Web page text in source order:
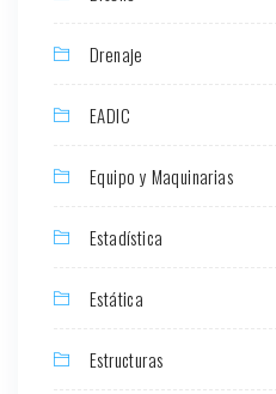
Drenaje
EADIC
Equipo y Maquinarias
Estadística
Estática
Estructuras